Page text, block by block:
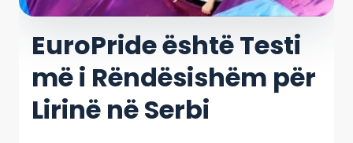
EuroPride është Testi
më i Rëndësishëm për
Lirinë në Serbi